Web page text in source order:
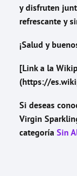
y disfruten
refrescante y
¡Salud y
[Link a la
(https://
Si deseas
Virgin
categoría Sin